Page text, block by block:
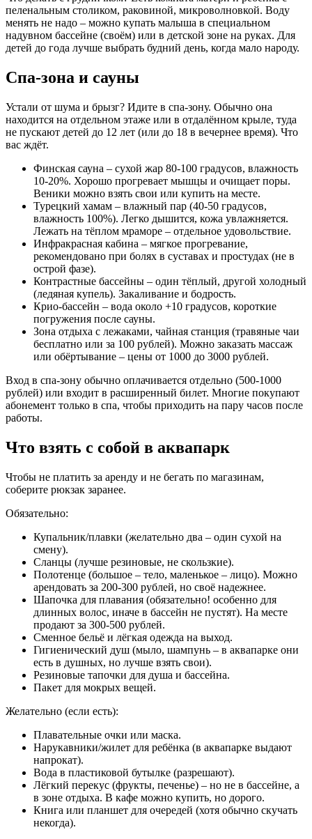
пеленальным столиком, раковиной, микроволновкой. Воду
менять не надо – можно купать малыша в специальном
надувном бассейне (своём) или в детской зоне на руках. Для
детей до года лучше выбрать будний день, когда мало народу.
Спа-зона и сауны
Устали от шума и брызг? Идите в спа-зону. Обычно она
находится на отдельном этаже или в отдалённом крыле, туда
не пускают детей до 12 лет (или до 18 в вечернее время). Что
вас ждёт.
Финская сауна – сухой жар 80-100 градусов, влажность
10-20%. Хорошо прогревает мышцы и очищает поры.
Веники можно взять свои или купить на месте.
Турецкий хамам – влажный пар (40-50 градусов,
влажность 100%). Легко дышится, кожа увлажняется.
Лежать на тёплом мраморе – отдельное удовольствие.
Инфракрасная кабина – мягкое прогревание,
рекомендовано при болях в суставах и простудах (не в
острой фазе).
Контрастные бассейны – один тёплый, другой холодный
(ледяная купель). Закаливание и бодрость.
Крио-бассейн – вода около +10 градусов, короткие
погружения после сауны.
Зона отдыха с лежаками, чайная станция (травяные чаи
бесплатно или за 100 рублей). Можно заказать массаж
или обёртывание – цены от 1000 до 3000 рублей.
Вход в спа-зону обычно оплачивается отдельно (500-1000
рублей) или входит в расширенный билет. Многие покупают
абонемент только в спа, чтобы приходить на пару часов после
работы.
Что взять с собой в аквапарк
Чтобы не платить за аренду и не бегать по магазинам,
соберите рюкзак заранее.
Обязательно:
Купальник/плавки (желательно два – один сухой на
смену).
Сланцы (лучше резиновые, не скользкие).
Полотенце (большое – тело, маленькое – лицо). Можно
арендовать за 200-300 рублей, но своё надежнее.
Шапочка для плавания (обязательно! особенно для
длинных волос, иначе в бассейн не пустят). На месте
продают за 300-500 рублей.
Сменное бельё и лёгкая одежда на выход.
Гигиенический душ (мыло, шампунь – в аквапарке они
есть в душных, но лучше взять свои).
Резиновые тапочки для душа и бассейна.
Пакет для мокрых вещей.
Желательно (если есть):
Плавательные очки или маска.
Нарукавники/жилет для ребёнка (в аквапарке выдают
напрокат).
Вода в пластиковой бутылке (разрешают).
Лёгкий перекус (фрукты, печенье) – но не в бассейне, а
в зоне отдыха. В кафе можно купить, но дорого.
Книга или планшет для очередей (хотя обычно скучать
некогда).